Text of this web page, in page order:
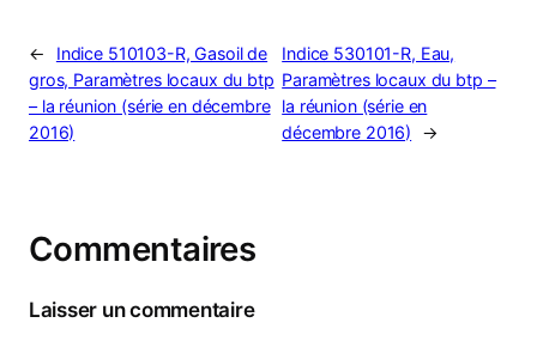
←
Indice 510103-R, Gasoil de
gros, Paramètres locaux du btp
– la réunion (série en décembre
2016)
Indice 530101-R, Eau,
Paramètres locaux du btp –
la réunion (série en
décembre 2016)
→
Commentaires
Laisser un commentaire